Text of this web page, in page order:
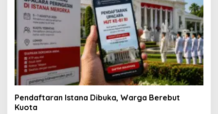
Pendaftaran Istana Dibuka, Warga Berebut
Kuota